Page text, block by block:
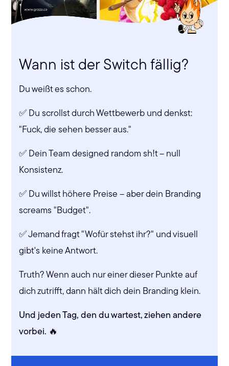
Wann ist der Switch fällig?
Du weißt es schon.
✅ Du scrollst durch Wettbewerb und denkst:
"Fuck, die sehen besser aus."
✅ Dein Team designed random sh!t – null
Konsistenz.
✅ Du willst höhere Preise – aber dein Branding
screams "Budget".
✅ Jemand fragt "Wofür stehst ihr?" und visuell
gibt's keine Antwort.
Truth? Wenn auch nur einer dieser Punkte auf
dich zutrifft, dann hält dich dein Branding klein.
Und jeden Tag, den du wartest, ziehen andere
vorbei. 🔥